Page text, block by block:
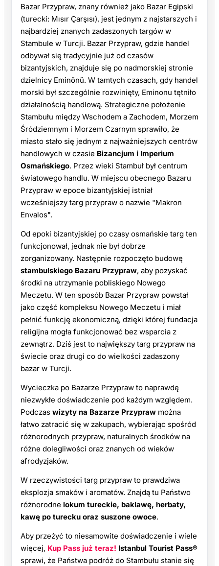
Bazar Przypraw, znany również jako Bazar Egipski
(turecki: Mısır Çarşısı), jest jednym z najstarszych i
najbardziej znanych zadaszonych targów w
Stambule w Turcji. Bazar Przypraw, gdzie handel
odbywał się tradycyjnie już od czasów
bizantyjskich, znajduje się po nadmorskiej stronie
dzielnicy Eminönü. W tamtych czasach, gdy handel
morski był szczególnie rozwinięty, Eminonu tętniło
działalnością handlową. Strategiczne położenie
Stambułu między Wschodem a Zachodem, Morzem
Śródziemnym i Morzem Czarnym sprawiło, że
miasto stało się jednym z najważniejszych centrów
handlowych w czasie Bizancjum i Imperium
Osmańskiego. Przez wieki Stambuł był centrum
światowego handlu. W miejscu obecnego Bazaru
Przypraw w epoce bizantyjskiej istniał
wcześniejszy targ przypraw o nazwie "Makron
Envalos".
Od epoki bizantyjskiej po czasy osmańskie targ ten
funkcjonował, jednak nie był dobrze
zorganizowany. Następnie rozpoczęto budowę
stambulskiego Bazaru Przypraw, aby pozyskać
środki na utrzymanie pobliskiego Nowego
Meczetu. W ten sposób Bazar Przypraw powstał
jako część kompleksu Nowego Meczetu i miał
pełnić funkcję ekonomiczną, dzięki której fundacja
religijna mogła funkcjonować bez wsparcia z
zewnątrz. Dziś jest to największy targ przypraw na
świecie oraz drugi co do wielkości zadaszony
bazar w Turcji.
Wycieczka po Bazarze Przypraw to naprawdę
niezwykłe doświadczenie pod każdym względem.
Podczas wizyty na Bazarze Przypraw można
łatwo zatracić się w zakupach, wybierając spośród
różnorodnych przypraw, naturalnych środków na
różne dolegliwości oraz znanych od wieków
afrodyzjaków.
W rzeczywistości targ przypraw to prawdziwa
eksplozja smaków i aromatów. Znajdą tu Państwo
różnorodne lokum tureckie, baklawę, herbaty,
kawę po turecku oraz suszone owoce.
Aby przeżyć to niesamowite doświadczenie i wiele
więcej, Kup Pass już teraz! Istanbul Tourist Pass®
sprawi, że Państwa podróż do Stambułu stanie się